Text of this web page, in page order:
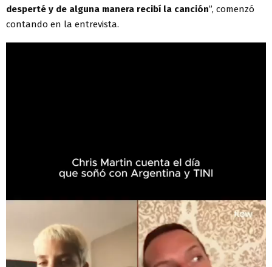
desperté y de alguna manera recibí la canción”, comenzó
contando en la entrevista.